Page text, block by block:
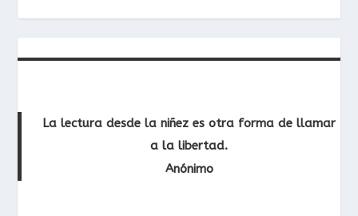
La lectura desde la niñez es otra forma de llamar
a la libertad.
Anónimo